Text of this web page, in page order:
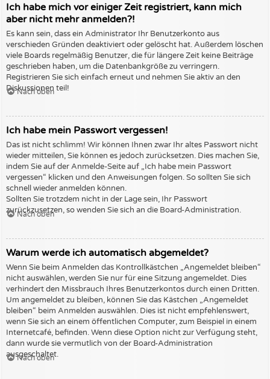
Ich habe mich vor einiger Zeit registriert, kann mich
aber nicht mehr anmelden?!
Es kann sein, dass ein Administrator Ihr Benutzerkonto aus
verschieden Gründen deaktiviert oder gelöscht hat. Außerdem löschen
viele Boards regelmäßig Benutzer, die für längere Zeit keine Beiträge
geschrieben haben, um die Datenbankgröße zu verringern.
Registrieren Sie sich einfach erneut und nehmen Sie aktiv an den
Diskussionen teil!
Nach oben
Ich habe mein Passwort vergessen!
Das ist nicht schlimm! Wir können Ihnen zwar Ihr altes Passwort nicht
wieder mitteilen, Sie können es jedoch zurücksetzen. Dies machen Sie,
indem Sie auf der Anmelde-Seite auf „Ich habe mein Passwort
vergessen“ klicken und den Anweisungen folgen. So sollten Sie sich
schnell wieder anmelden können.
Sollten Sie trotzdem nicht in der Lage sein, Ihr Passwort
zurückzusetzen, so wenden Sie sich an die Board-Administration.
Nach oben
Warum werde ich automatisch abgemeldet?
Wenn Sie beim Anmelden das Kontrollkästchen „Angemeldet bleiben“
nicht auswählen, werden Sie nur für eine Sitzung angemeldet. Dies
verhindert den Missbrauch Ihres Benutzerkontos durch einen Dritten.
Um angemeldet zu bleiben, können Sie das Kästchen „Angemeldet
bleiben“ beim Anmelden auswählen. Dies ist nicht empfehlenswert,
wenn Sie sich an einem öffentlichen Computer, zum Beispiel in einem
Internetcafé, befinden. Wenn diese Option nicht zur Verfügung steht,
dann wurde sie vermutlich von der Board-Administration
ausgeschaltet.
Nach oben